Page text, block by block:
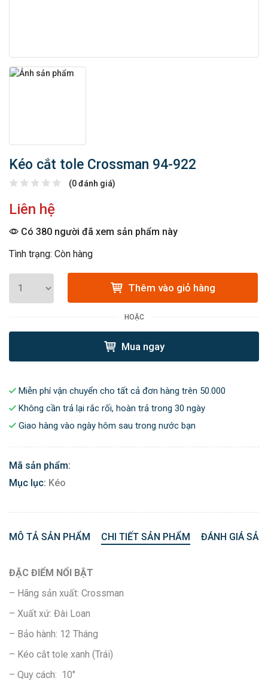
Kéo cắt tole Crossman 94-922
(0 đánh giá)
Liên hệ
Có 380 người đã xem sản phẩm này
Tình trạng: Còn hàng
Thêm vào giỏ hàng
HOẶC
Mua ngay
Miễn phí vận chuyển cho tất cả đơn hàng trên 50.000
Không cần trả lại rắc rối, hoàn trả trong 30 ngày
Giao hàng vào ngày hôm sau trong nước bạn
Mã sản phẩm:
Mục lục: Kéo
MÔ TẢ SẢN PHẨM CHI TIẾT SẢN PHẨM ĐÁNH GIÁ
ĐẶC ĐIỂM NỔI BẬT
– Hãng sản xuất: Crossman
– Xuất xứ: Đài Loan
– Bảo hành: 12 Tháng
– Kéo cắt tole xanh (Trái)
– Quy cách: 10″